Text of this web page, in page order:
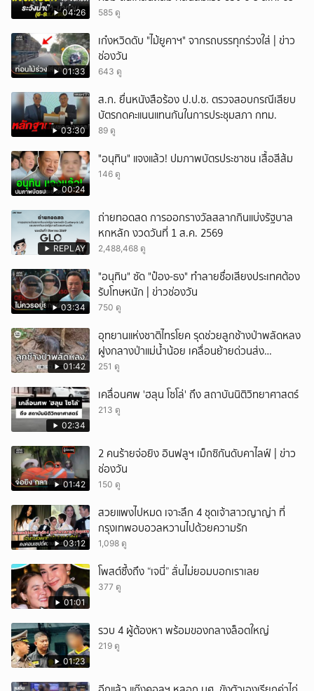
04:26 585 ดู
01:33
เก๋งหวิดดับ "ไม้ยูคาฯ" จากรถบรรทุกร่วงใส่ | ข่าว
ช่องวัน
643 ดู
03:30
ส.ก. ยื่นหนังสือร้อง ป.ป.ช. ตรวจสอบกรณีเสียบ
บัตรกดคะแนนแทนกันในการประชุมสภา กทม.
89 ดู
00:24
"อนุทิน" แจงแล้ว! ปมภาพบัตรประชาชน เสื้อสีส้ม
146 ดู
REPLAY
ถ่ายทอดสด การออกรางวัลสลากกินแบ่งรัฐบาล
หกหลัก งวดวันที่ 1 ส.ค. 2569
2,488,468 ดู
03:34
"อนุทิน" ซัด "ป๋อง-ธง" ทำลายชื่อเสียงประเทศต้อง
รับโทษหนัก | ข่าวช่องวัน
750 ดู
01:42
อุทยานแห่งชาติไทรโยค รุดช่วยลูกช้างป่าพลัดหลง
ฝูงกลางป่าแม่น้ำน้อย เคลื่อนย้ายด่วนส่ง
สัตวแพทย์ดูแลใกล้ชิด
251 ดู
02:34
เคลื่อนศพ 'ฮลุน โซโล่' ถึง สถาบันนิติวิทยาศาสตร์
213 ดู
01:42
2 คนร้ายจ่อยิง อินฟลูฯ เม็กซิกันดับคาไลฟ์ | ข่าว
ช่องวัน
150 ดู
03:12
สวยแพงไปหมด เจาะลึก 4 ชุดเจ้าสาวญาญ่า ที่
กรุงเทพอบอวลหวานไปด้วยความรัก
1,098 ดู
01:01
โพสต์ซึ้งถึง “เจนี่” ลั่นไม่ยอมบอกเราเลย
377 ดู
01:23
รวบ 4 ผู้ต้องหา พร้อมของกลางล็อตใหญ่
219 ดู